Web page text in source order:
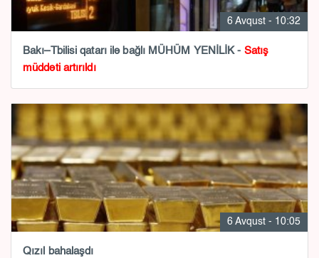
6 Avqust - 10:32
Bakı–Tbilisi qatarı ilə bağlı MÜHÜM YENİLİK - Satış
müddəti artırıldı
6 Avqust - 10:05
Qızıl bahalaşdı